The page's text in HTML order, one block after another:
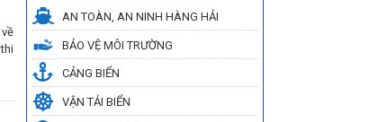
AN TOÀN, AN NINH HÀNG HẢI
BẢO VỆ MÔI TRƯỜNG
CẢNG BIỂN
VẬN TẢI BIỂN